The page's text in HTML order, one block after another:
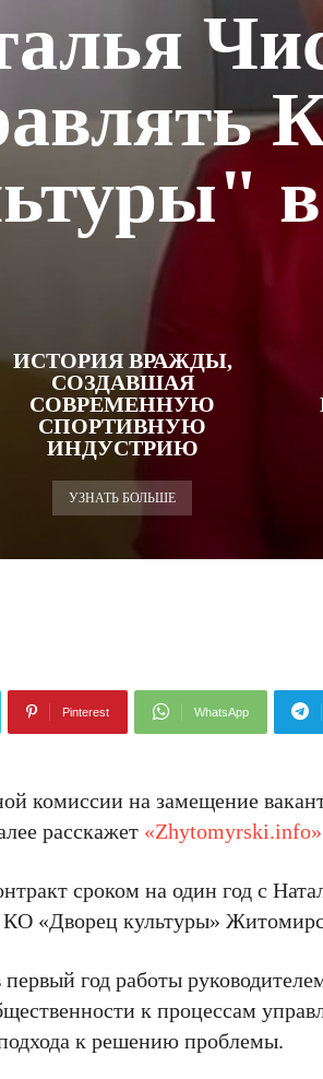
ИСТОРИЯ ВРАЖДЫ,
СОЗДАВШАЯ
СОВРЕМЕННУЮ
СПОРТИВНУЮ
ИНДУСТРИЮ
УЗНАТЬ БОЛЬШЕ
Pinterest WhatsApp
комиссии на замещение
расскажет «Zhytomyrski.info»
сроком на один год с
«Дворец культуры»
год работы
к процессам
подхода к решению проблемы.